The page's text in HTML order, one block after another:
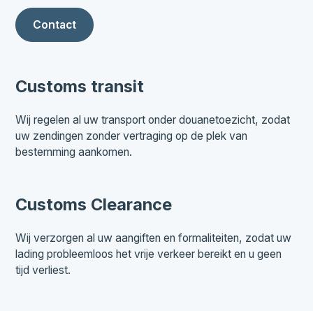
Contact
Customs transit
Wij regelen al uw transport onder douanetoezicht, zodat
uw zendingen zonder vertraging op de plek van
bestemming aankomen.
Customs Clearance
Wij verzorgen al uw aangiften en formaliteiten, zodat uw
lading probleemloos het vrije verkeer bereikt en u geen
tijd verliest.